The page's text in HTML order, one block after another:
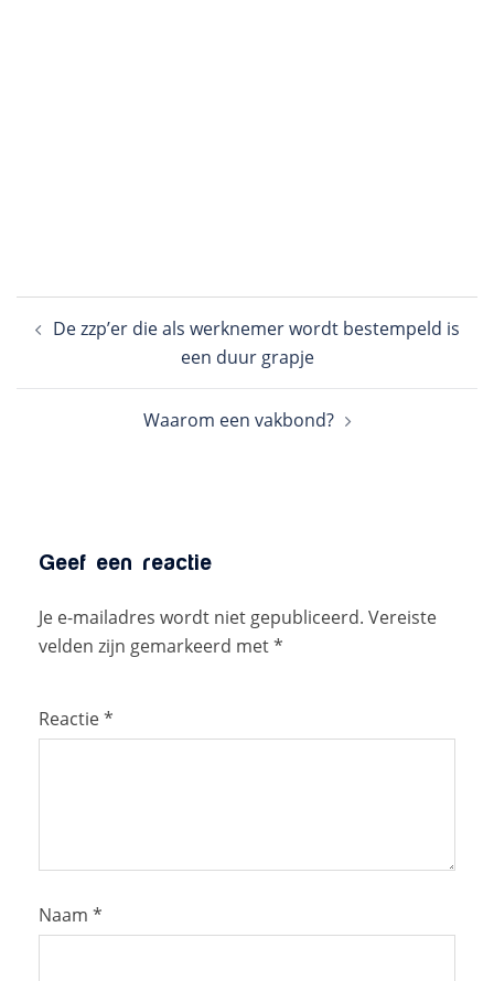
navigatie
De zzp’er die als werknemer wordt bestempeld is
een duur grapje
Waarom een vakbond?
Geef een reactie
Je e-mailadres wordt niet gepubliceerd. Vereiste
velden zijn gemarkeerd met*
Reactie*
Naam *